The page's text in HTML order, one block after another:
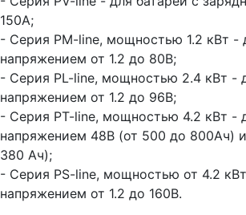
150А;
- Серия PM-line, мощностью 1.2 кВт -
напряжением от 1.2 до 80В;
- Серия PL-line, мощностью 2.4 кВт -
напряжением от 1.2 до 96В;
- Серия PT-line, мощностью 4.2 кВт -
напряжением 48В (от 500 до 800Ач)
380 Ач);
- Серия PS-line, мощностью от 4.2
напряжением от 1.2 до 160В.